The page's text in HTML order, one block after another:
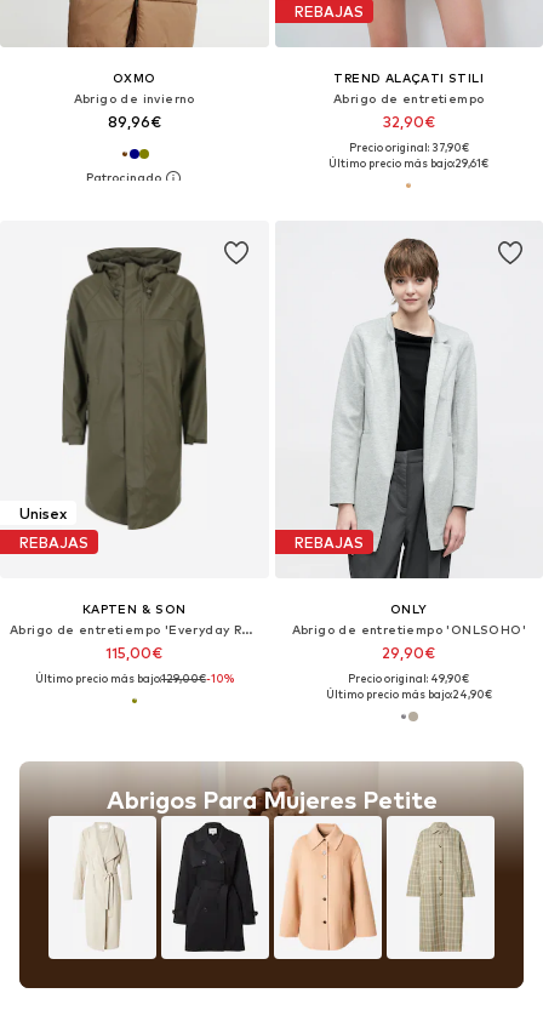
OXMO
Abrigo de invierno
89,96€
REBAJAS
TREND ALAÇATI STILI
Abrigo de entretiempo
32,90€
Precio original: 37,90€
Último precio más bajo:29,61€
Unisex
REBAJAS
KAPTEN & SON
Abrigo de entretiempo 'Everyday Rain Jacket Long'
115,00€
Último precio más bajo:129,00€-10%
Abrigos Para Mujeres Petite
REBAJAS
ONLY
Abrigo de entretiempo 'ONLSOHO'
29,90€
Precio original: 49,90€
Último precio más bajo:24,90€